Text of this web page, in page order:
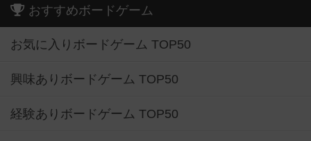
おすすめボードゲーム
お気に入りボードゲーム TOP50
興味ありボードゲーム TOP50
経験ありボードゲーム TOP50